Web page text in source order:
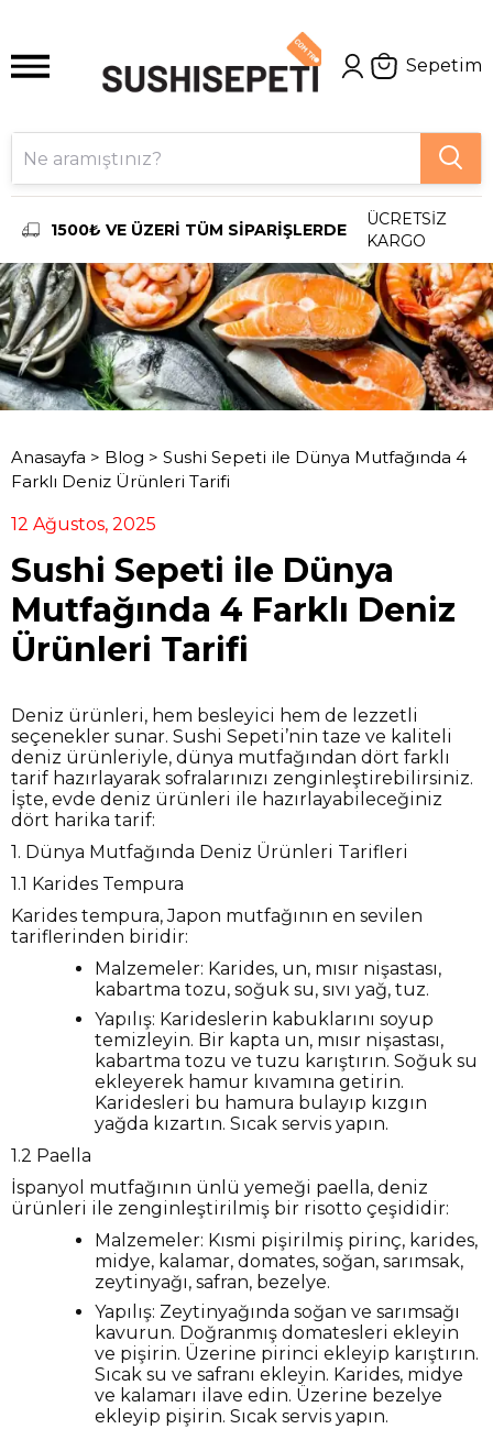
Sepetim
1500₺ VE ÜZERİ TÜM SİPARİŞLERDE
ÜCRETSİZ
KARGO
Anasayfa > Blog > Sushi Sepeti ile Dünya Mutfağında 4
Farklı Deniz Ürünleri Tarifi
12 Ağustos, 2025
Sushi Sepeti ile Dünya
Mutfağında 4 Farklı Deniz
Ürünleri Tarifi
Deniz ürünleri, hem besleyici hem de lezzetli
seçenekler sunar. Sushi Sepeti’nin taze ve kaliteli
deniz ürünleriyle, dünya mutfağından dört farklı
tarif hazırlayarak sofralarınızı zenginleştirebilirsiniz.
İşte, evde deniz ürünleri ile hazırlayabileceğiniz
dört harika tarif:
1. Dünya Mutfağında Deniz Ürünleri Tarifleri
1.1 Karides Tempura
Karides tempura, Japon mutfağının en sevilen
tariflerinden biridir:
Malzemeler: Karides, un, mısır nişastası,
kabartma tozu, soğuk su, sıvı yağ, tuz.
Yapılış: Karideslerin kabuklarını soyup
temizleyin. Bir kapta un, mısır nişastası,
kabartma tozu ve tuzu karıştırın. Soğuk su
ekleyerek hamur kıvamına getirin.
Karidesleri bu hamura bulayıp kızgın
yağda kızartın. Sıcak servis yapın.
1.2 Paella
İspanyol mutfağının ünlü yemeği paella, deniz
ürünleri ile zenginleştirilmiş bir risotto çeşididir:
Malzemeler: Kısmi pişirilmiş pirinç, karides,
midye, kalamar, domates, soğan, sarımsak,
zeytinyağı, safran, bezelye.
Yapılış: Zeytinyağında soğan ve sarımsağı
kavurun. Doğranmış domatesleri ekleyin
ve pişirin. Üzerine pirinci ekleyip karıştırın.
Sıcak su ve safranı ekleyin. Karides, midye
ve kalamarı ilave edin. Üzerine bezelye
ekleyip pişirin. Sıcak servis yapın.